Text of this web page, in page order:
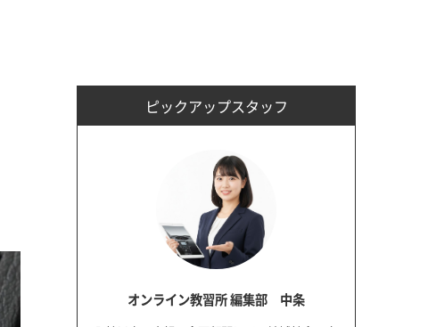
ピックアップスタッフ
オンライン教習所 編集部 中条